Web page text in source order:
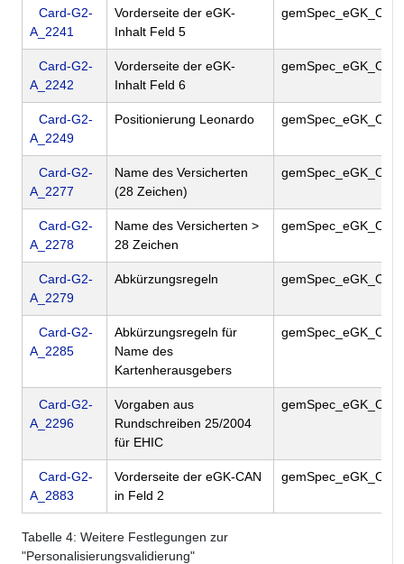
Card-G2-
A_2241
Vorderseite der eGK-
Inhalt Feld 5
gemSpec_eGK_Opt
Card-G2-
A_2242
Vorderseite der eGK-
Inhalt Feld 6
gemSpec_eGK_Opt
Card-G2-
A_2249
Positionierung Leonardo gemSpec_eGK_Opt
Card-G2-
A_2277
Name des Versicherten
(28 Zeichen)
gemSpec_eGK_Opt
Card-G2-
A_2278
Name des Versicherten >
28 Zeichen
gemSpec_eGK_Opt
Card-G2-
A_2279
Abkürzungsregeln gemSpec_eGK_Opt
Card-G2-
A_2285
Abkürzungsregeln für
Name des
Kartenherausgebers
gemSpec_eGK_Opt
Card-G2-
A_2296
Vorgaben aus
Rundschreiben 25/2004
für EHIC
gemSpec_eGK_Opt
Card-G2-
A_2883
Vorderseite der eGK-CAN
in Feld 2
gemSpec_eGK_Opt
Tabelle 4: Weitere Festlegungen zur
"Personalisierungsvalidierung"